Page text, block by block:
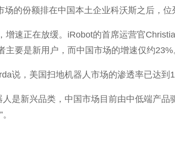
场的份额排在中国本土企业科沃斯之后，
增速正在放缓。iRobot的首席运营官
要是新用户，而中国市场的增速仅约23%
说，美国扫地机器人市场的渗透率已达到
是新兴品类，中国市场目前由中低端产